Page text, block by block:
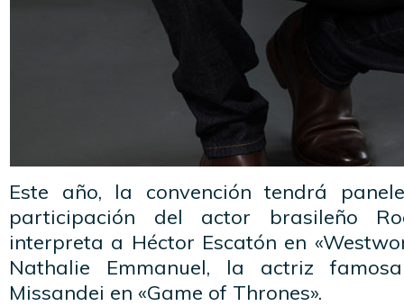
Este año, la convención tendrá
participación del actor brasileño
interpreta a Héctor Escatón en
Nathalie Emmanuel, la actriz
Missandei en «Game of Thrones».